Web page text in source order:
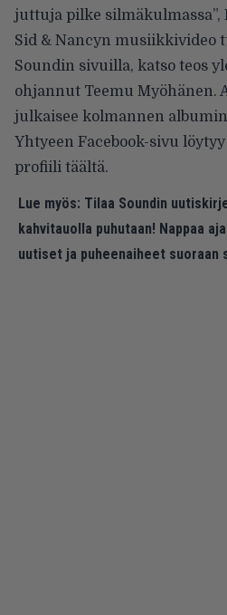
juttuja pilke silmäkulmassa”,
Sid & Nancyn musiikkivideo
Soundin sivuilla, katso teos
ohjannut Teemu Myöhänen.
julkaisee kolmannen
Yhtyeen Facebook-sivu löytyy
profiili täältä.
Lue myös: Tilaa Soundin
kahvitauolla puhutaan! Nappaa
uutiset ja puheenaiheet suoraan